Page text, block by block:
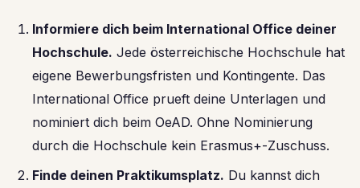
Informiere dich beim International Office deiner
Hochschule. Jede österreichische Hochschule hat
eigene Bewerbungsfristen und Kontingente. Das
International Office prueft deine Unterlagen und
nominiert dich beim OeAD. Ohne Nominierung
durch die Hochschule kein Erasmus+-Zuschuss.
Finde deinen Praktikumsplatz. Du kannst dich